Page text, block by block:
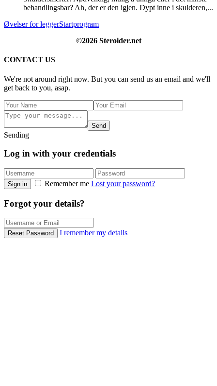
behandlingsbar? Ah, der er den igjen. Dypt inne i skulderen,...
Øvelser for leggerStartprogram
©2026 Steroider.net
CONTACT US
We're not around right now. But you can send us an email and we'll
get back to you, asap.
Send
Sending
Log in with your credentials
Sign in Remember me Lost your password?
Forgot your details?
Reset Password I remember my details